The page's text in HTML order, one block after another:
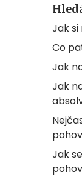
Jak
Co
Jak
Jak
Jak